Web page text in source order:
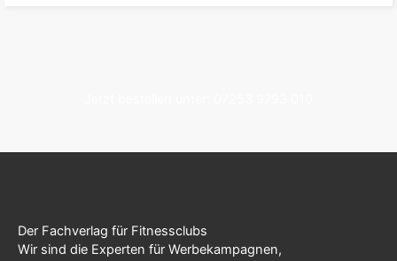
Der Fachverlag für Fitnessclubs
Wir sind die Experten für Werbekampagnen,